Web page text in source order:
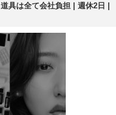
具は全て会社負担 | 週休2日 |